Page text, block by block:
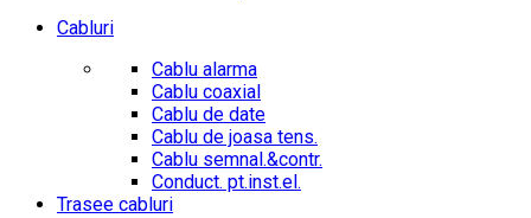
Cabluri
Cablu alarma
Cablu coaxial
Cablu de date
Cablu de joasa tens.
Cablu semnal.&contr.
Conduct. pt.inst.el.
Trasee cabluri